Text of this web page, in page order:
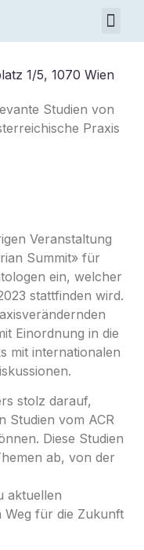
1/5, 1070 Wien
Studien von
Praxis
Veranstaltung
Summit» für
ein, welcher
stattfinden wird.
Einordnung in die
mit internationalen
stolz darauf,
Studien vom ACR
Diese Studien
ab, von der
aktuellen
Weg für die Zukunft